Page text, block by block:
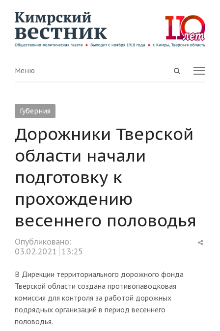
Open
Menu
Меню
Губерния
Дорожники Тверской
области начали
подготовку к
прохождению
весеннего половодья
Опубликовано:
03.02.2021 13:25
В Дирекции территориального дорожного фонда
Тверской области создана противопаводковая
комиссия для контроля за работой дорожных
подрядных организаций в период весеннего
половодья.